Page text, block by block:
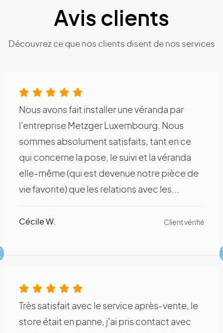
Avis clients
Découvrez ce que nos clients disent de nos services
Nous avons fait installer une véranda par
l'entreprise Metzger Luxembourg. Nous
sommes absolument satisfaits, tant en ce
qui concerne la pose, le suivi et la véranda
elle-même (qui est devenue notre pièce de
vie favorite) que les relations avec les...
Cécile W. Client vérifié
Très satisfait avec le service après-vente, le
store était en panne, j'ai pris contact avec